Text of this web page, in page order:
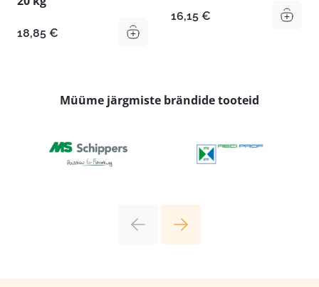
18,85 €
16,15 €
Müüme järgmiste brändide tooteid